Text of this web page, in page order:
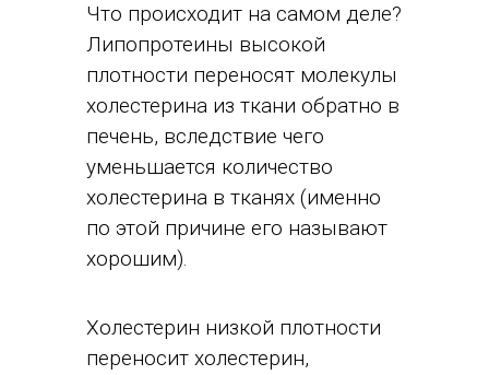
Что происходит на самом деле?
Липопротеины высокой
плотности переносят молекулы
холестерина из ткани обратно в
печень, вследствие чего
уменьшается количество
холестерина в тканях (именно
по этой причине его называют
хорошим).
Холестерин низкой плотности
переносит холестерин,